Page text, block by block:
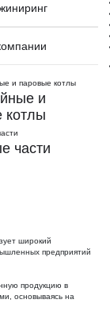
и
котлы
части
широкий
предприятий
продукцию в
основываясь на